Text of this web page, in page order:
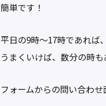
簡単です！
平日の9時〜17時であれば
うまくいけば、数分の時も
フォームからの問い合わ